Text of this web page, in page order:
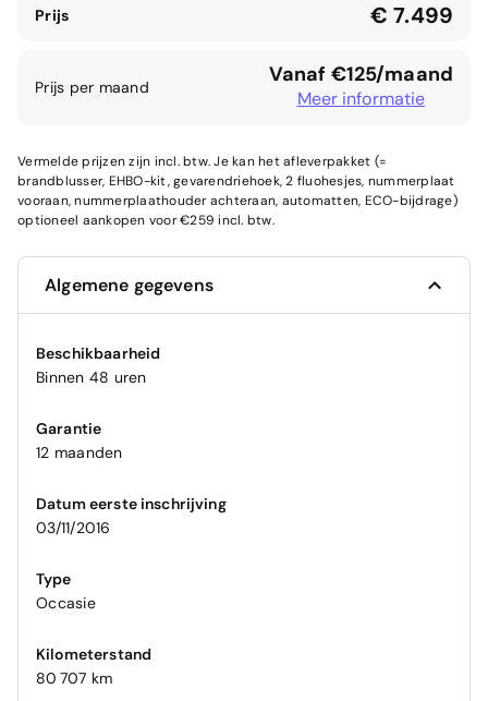
Prijs € 7.499
Prijs per maand Vanaf €125/maand
Meer informatie
Vermelde prijzen zijn incl. btw. Je kan het afleverpakket (=
brandblusser, EHBO-kit, gevarendriehoek, 2 fluohesjes, nummerplaat
vooraan, nummerplaathouder achteraan, automatten, ECO-bijdrage)
optioneel aankopen voor €259 incl. btw.
Algemene gegevens
Beschikbaarheid
Binnen 48 uren
Garantie
12 maanden
Datum eerste inschrijving
03/11/2016
Type
Occasie
Kilometerstand
80 707 km